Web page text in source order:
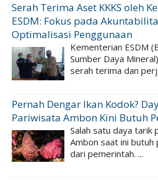
Serah Terima Aset KKKS oleh
ESDM: Fokus pada
Optimalisasi Penggunaan
Kementerian ESDM
Sumber Daya
serah terima dan
Pernah Dengar Ikan Kodok?
Pariwisata Ambon Kini Butuh
Salah satu daya tarik
Ambon saat ini butuh
dari pemerintah. ...